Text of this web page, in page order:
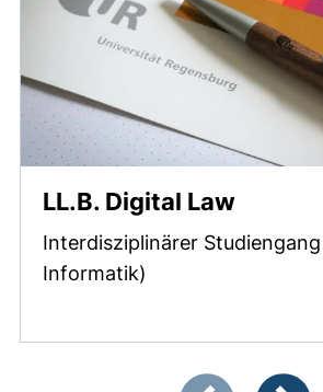
LL.B. Digital Law
Interdisziplinärer
Informatik)
Zeigt Folie 1 von